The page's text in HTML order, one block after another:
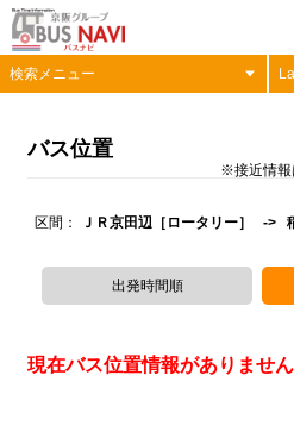
検索メニュー
バス位置
※接近情報
区間 ＪＲ京田辺［ロータリー］ ->
出発時間順
現在バス位置情報がありません